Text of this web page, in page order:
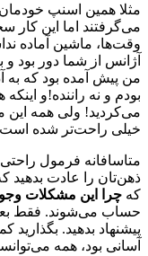
مثلا همین اسنپ
می‌گرفتند اما این
وقت‌ها، ماشین آماده
آژانس از شما دور بود
من پیش آمده بود که به
بودم و نه راننده!و
می‌کردید! ولی همه
خیلی راحت‌تر شده
متاسافانه فرمول راحتی
ذهن‌تان را عادت بدهید
که چرا این مشکلات
حساب می‌شوند. فقط بعد
پیشنهاد بدهید.
آسانی بود، همه